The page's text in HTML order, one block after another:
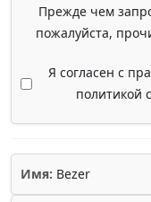
Прежде чем
пожалуйста,
Я согласен с
политикой
Имя: Bezer